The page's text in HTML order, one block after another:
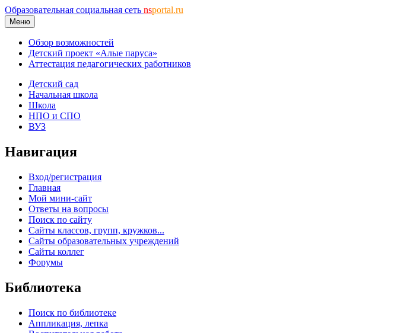
Образовательная социальная сеть nsportal.ru
Меню
Обзор возможностей
Детский проект «Алые паруса»
Аттестация педагогических работников
Детский сад
Начальная школа
Школа
НПО и СПО
ВУЗ
Навигация
Вход/регистрация
Главная
Мой мини-сайт
Ответы на вопросы
Поиск по сайту
Сайты классов, групп, кружков...
Сайты образовательных учреждений
Сайты коллег
Форумы
Библиотека
Поиск по библиотеке
Аппликация, лепка